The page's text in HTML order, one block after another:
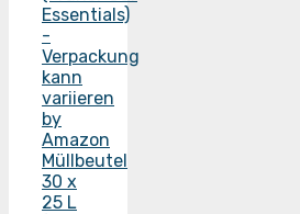
by
Amazon
Müllbeutel
30 x
25 L